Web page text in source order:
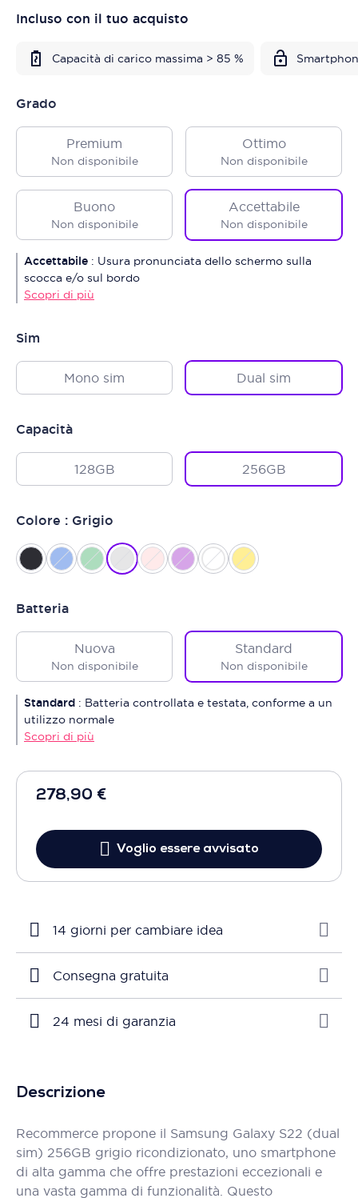
Incluso con il tuo acquisto
Capacità di carico massima > 85 %
278,90 €
Voglio essere avvisato
Grado
Premium
Non disponibile
Ottimo
Non disponibile
Buono
Non disponibile
Accettabile
Non disponibile
Accettabile : Usura pronunciata dello schermo sulla
scocca e/o sul bordo
Scopri di più
Sim
Mono sim Dual sim
Capacità
128GB 256GB
Colore : Grigio
Batteria
Nuova
Non disponibile
Standard
Non disponibile
Standard : Batteria controllata e testata, conforme a un
utilizzo normale
Scopri di più
14 giorni per cambiare idea
Consegna gratuita
24 mesi di garanzia
Descrizione
Recommerce propone il Samsung Galaxy S22 (dual
sim) 256GB grigio ricondizionato, uno smartphone
di alta gamma che offre prestazioni eccezionali e
una vasta gamma di funzionalità. Questo